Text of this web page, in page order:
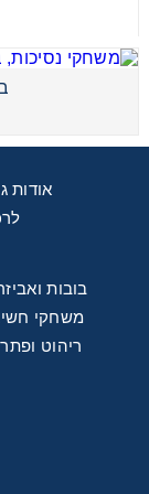
אודות
בובות
משחקי
ריהוט